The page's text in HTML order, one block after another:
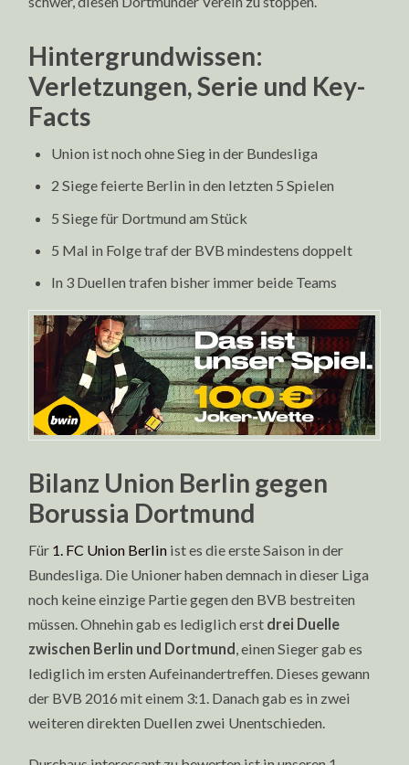
Hintergrundwissen:
Verletzungen, Serie und Key-
Facts
Union ist noch ohne Sieg in der Bundesliga
2 Siege feierte Berlin in den letzten 5 Spielen
5 Siege für Dortmund am Stück
5 Mal in Folge traf der BVB mindestens doppelt
In 3 Duellen trafen bisher immer beide Teams
Bilanz Union Berlin gegen
Borussia Dortmund
Für 1. FC Union Berlin ist es die erste Saison in der
Bundesliga. Die Unioner haben demnach in dieser Liga
noch keine einzige Partie gegen den BVB bestreiten
müssen. Ohnehin gab es lediglich erst drei Duelle
zwischen Berlin und Dortmund , einen Sieger gab es
lediglich im ersten Aufeinandertreffen. Dieses gewann
der BVB 2016 mit einem 3:1. Danach gab es in zwei
weiteren direkten Duellen zwei Unentschieden.